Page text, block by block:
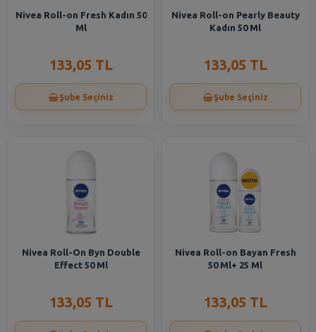
Nivea Roll-on Fresh Kadın 50
Ml
133,05 TL
Şube Seçiniz
Nivea Roll-on Pearly Beauty
Kadın 50 Ml
133,05 TL
Şube Seçiniz
Nivea Roll-On Byn Double
Effect 50 Ml
133,05 TL
Nivea Roll-on Bayan Fresh
50 Ml+ 25 Ml
133,05 TL